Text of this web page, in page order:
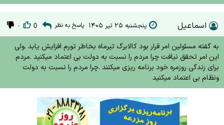
اسماعیل پنجشنبه ۲۵ تیر ۱۴۰۵ پاسخ به نظر 0 ۰
به گفته مسئولین امر قرار بود کالابرگ تیرماه بخاطر تورم افزایش یابد .ولی
این امر تحقق نیافت چرا مردم را نسبت به دولت بی اعتماد میکنید .مردم
برای زندگی روزمره خود برنامه ریزی میکنند .چرا مردم را نسبت به دولت
ونظام بی اعتماد میکنید